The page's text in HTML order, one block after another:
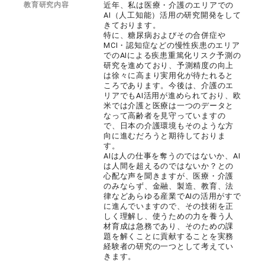
教育研究内容
近年、私は医療・介護のエリアでの
AI（人工知能）活用の研究開発をして
きております。
特に、糖尿病およびその合併症や
MCI・認知症などの慢性疾患のエリア
でのAIによる疾患重篤化リスク予測の
研究を進めており、予測精度の向上
は徐々に高まり実用化が待たれると
ころであります。今後は、介護のエ
リアでもAI活用が進められており、欧
米では介護と医療は一つのデータと
なって高齢者を見守っていますの
で、日本の介護環境もそのような方
向に進むだろうと期待しておりま
す。
AIは人の仕事を奪うのではないか、AI
は人間を超えるのではないか？との
心配な声を聞きますが、医療・介護
のみならず、金融、製造、教育、法
律などあらゆる産業でAIの活用がすで
に進んでいますので、その技術を正
しく理解し、使うための力を養う人
材育成は急務であり、そのための課
題を解くことに貢献することを実務
経験者の研究の一つとして考えてい
きます。